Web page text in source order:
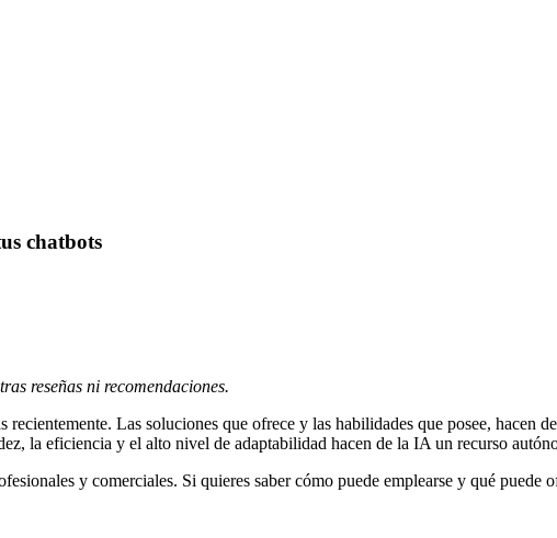
chatbots
reseñas ni recomendaciones.
Las soluciones que ofrece y las habilidades que posee, hacen
la eficiencia y el alto nivel de adaptabilidad hacen de la IA un recurso
y comerciales. Si quieres saber cómo puede emplearse y qué puede